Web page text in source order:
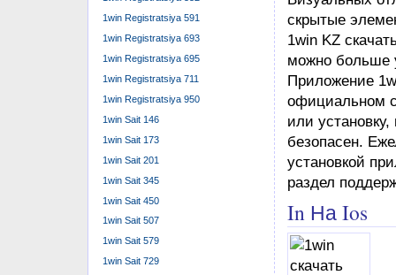
скрытые
1win KZ
можно больше
Приложение
официальном
или
безопасен.
установкой
раздел
In На Ios
1win Registratsiya 591
1win Registratsiya 693
1win Registratsiya 695
1win Registratsiya 711
1win Registratsiya 950
1win Sait 146
1win Sait 173
1win Sait 201
1win Sait 345
1win Sait 450
1win Sait 507
1win Sait 579
1win Sait 729